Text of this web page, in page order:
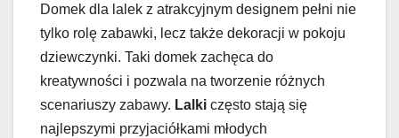
Domek dla lalek z atrakcyjnym designem pełni nie
tylko rolę zabawki, lecz także dekoracji w pokoju
dziewczynki. Taki domek zachęca do
kreatywności i pozwala na tworzenie różnych
scenariuszy zabawy. Lalki często stają się
najlepszymi przyjaciółkami młodych